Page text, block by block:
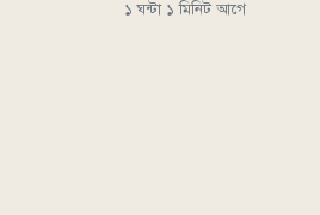
১ ঘন্টা ১ মিনিট আগে